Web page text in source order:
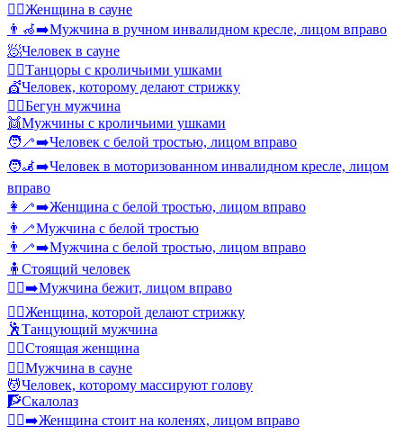
🧖‍♀️Женщина в сауне
👨‍🦽‍➡️Мужчина в ручном инвалидном кресле, лицом вправо
🧖Человек в сауне
👯‍♂️Танцоры с кроличьими ушками
💇Человек, которому делают стрижку
🏃‍♂️Бегун мужчина
👯Мужчины с кроличьими ушками
🧑‍🦯‍➡️Человек с белой тростью, лицом вправо
🧑‍🦼‍➡️Человек в моторизованном инвалидном кресле, лицом
вправо
👩‍🦯‍➡️Женщина с белой тростью, лицом вправо
👨‍🦯Мужчина с белой тростью
👨‍🦯‍➡️Мужчина с белой тростью, лицом вправо
🧍 Стоящий человек
🏃‍♂️‍➡️Мужчина бежит, лицом вправо
💇‍♀️Женщина, которой делают стрижку
🕺Танцующий мужчина
🧍‍♀️Стоящая женщина
🧖‍♂️Мужчина в сауне
💆Человек, которому массируют голову
🧗Скалолаз
🧎‍♀️‍➡️Женщина стоит на коленях, лицом вправо